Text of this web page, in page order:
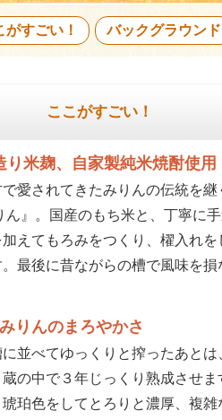
がすごい！ バックグラウンド
ここがすごい！
り米麹、自家製純米焼酎使用
愛されてきたみりんの伝統を
ん』。国産のもち米と、丁寧に
えてもろみをつくり、櫂入れ
最後に昔ながらの槽で風味を
りんのまろやかさ
並べてゆっくりと搾ったあと
の中で３年じっくり熟成させ
珀色をしてとろりと濃厚、複